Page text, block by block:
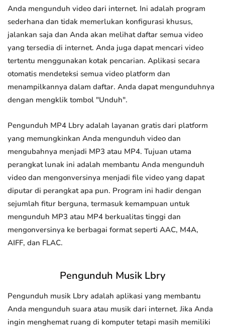
Anda mengunduh video dari internet. Ini adalah program
sederhana dan tidak memerlukan konfigurasi khusus,
jalankan saja dan Anda akan melihat daftar semua video
yang tersedia di internet. Anda juga dapat mencari video
tertentu menggunakan kotak pencarian. Aplikasi secara
otomatis mendeteksi semua video platform dan
menampilkannya dalam daftar. Anda dapat mengunduhnya
dengan mengklik tombol "Unduh".
Pengunduh MP4 Lbry adalah layanan gratis dari platform
yang memungkinkan Anda mengunduh video dan
mengubahnya menjadi MP3 atau MP4. Tujuan utama
perangkat lunak ini adalah membantu Anda mengunduh
video dan mengonversinya menjadi file video yang dapat
diputar di perangkat apa pun. Program ini hadir dengan
sejumlah fitur berguna, termasuk kemampuan untuk
mengunduh MP3 atau MP4 berkualitas tinggi dan
mengonversinya ke berbagai format seperti AAC, M4A,
AIFF, dan FLAC.
Pengunduh Musik Lbry
Pengunduh musik Lbry adalah aplikasi yang membantu
Anda mengunduh suara atau musik dari internet. Jika Anda
ingin menghemat ruang di komputer tetapi masih memiliki